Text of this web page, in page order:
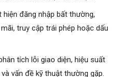
hiện đăng nhập bất thường,
truy cập trái phép hoặc dấu
tích lỗi giao diện, hiệu suất
vấn đề kỹ thuật thường gặp.